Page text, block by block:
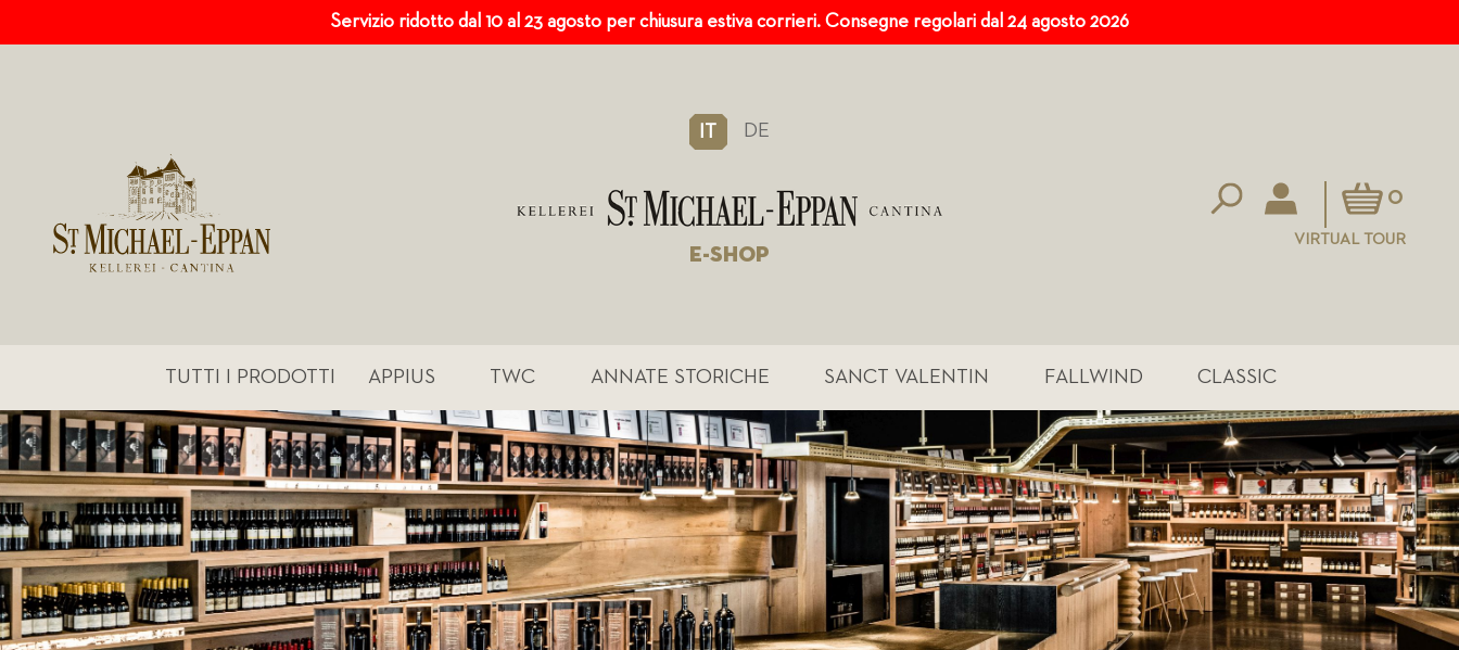
Servizio ridotto dal 10 al 23 agosto per chiusura estiva corrieri. Consegne regolari dal 24 agosto 2026
IT DE
E-SHOP
Carrello0
VIRTUAL TOUR
TUTTI I PRODOTTI APPIUS TWC ANNATE STORICHE SANCT VALENTIN FALLWIND CLASSIC